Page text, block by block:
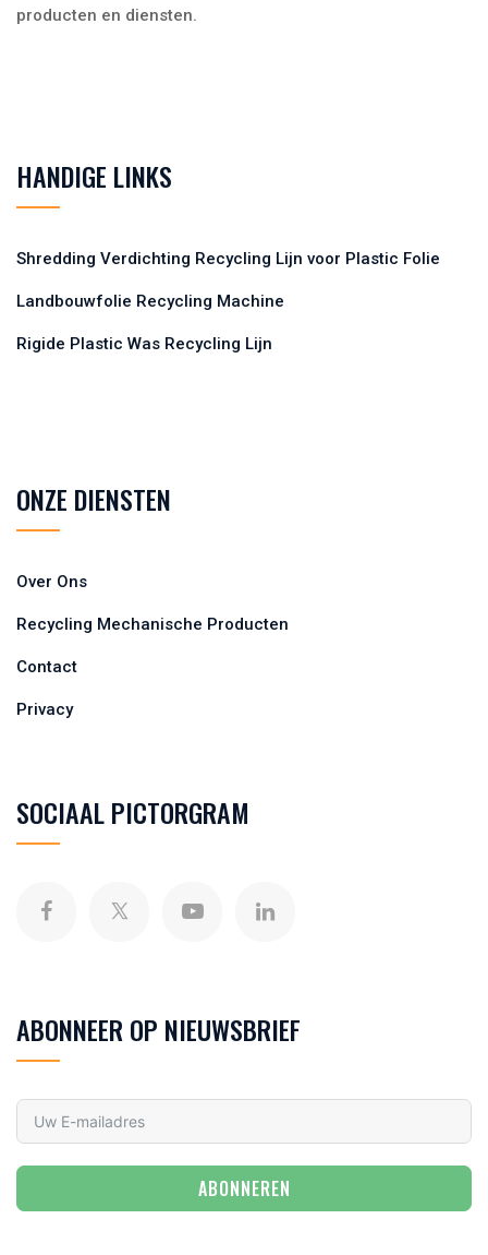
producten en diensten.
HANDIGE LINKS
Shredding Verdichting Recycling Lijn voor Plastic Folie
Landbouwfolie Recycling Machine
Rigide Plastic Was Recycling Lijn
ONZE DIENSTEN
Over Ons
Recycling Mechanische Producten
Contact
Privacy
SOCIAAL PICTORGRAM
ABONNEER OP NIEUWSBRIEF
ABONNEREN